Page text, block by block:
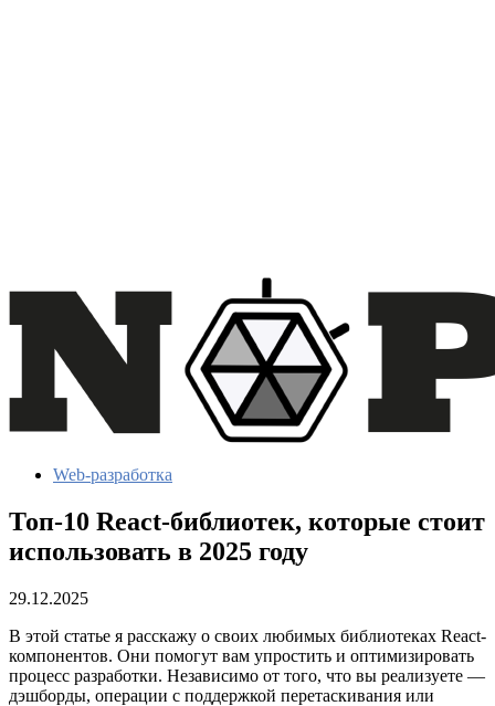
Web-разработка
Топ-10 React-библиотек, которые стоит
использовать в 2025 году
29.12.2025
В этой статье я расскажу о своих любимых библиотеках React-
компонентов. Они помогут вам упростить и оптимизировать
процесс разработки. Независимо от того, что вы реализуете —
дэшборды, операции с поддержкой перетаскивания или